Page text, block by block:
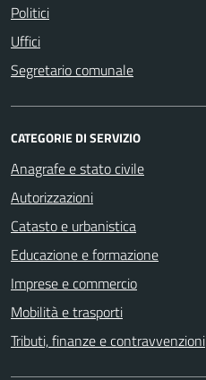
Politici
Uffici
Segretario comunale
CATEGORIE DI SERVIZIO
Anagrafe e stato civile
Autorizzazioni
Catasto e urbanistica
Educazione e formazione
Imprese e commercio
Mobilità e trasporti
Tributi, finanze e contravvenzioni